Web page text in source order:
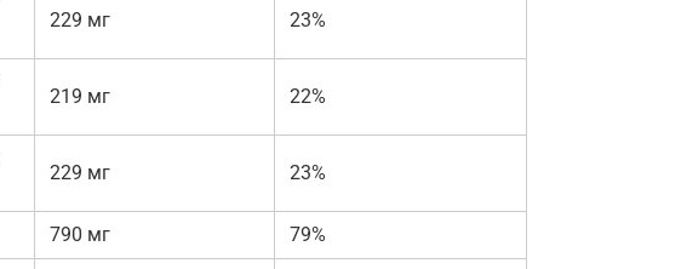
229 мг 23%
219 мг 22%
229 мг 23%
790 мг 79%